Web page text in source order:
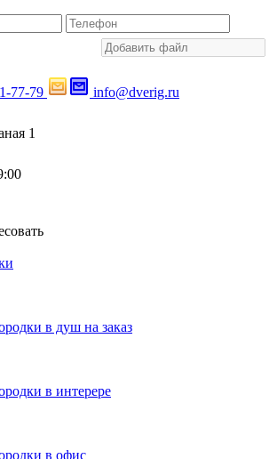
77-79 info@dverig.ru
1
в душ на заказ
в интерере
в офис